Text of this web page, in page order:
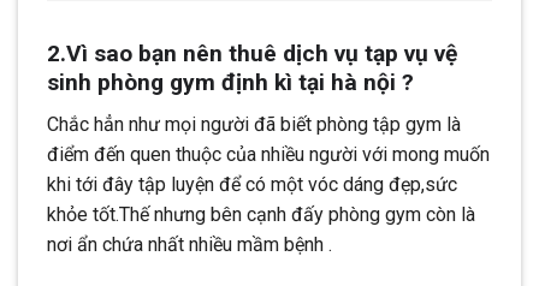
2.Vì sao bạn nên thuê dịch vụ tạp vụ vệ
sinh phòng gym định kì tại hà nội ?
Chắc hẳn như mọi người đã biết phòng tập gym là
điểm đến quen thuộc của nhiều người với mong muốn
khi tới đây tập luyện để có một vóc dáng đẹp,sức
khỏe tốt.Thế nhưng bên cạnh đấy phòng gym còn là
nơi ẩn chứa nhất nhiều mầm bệnh .